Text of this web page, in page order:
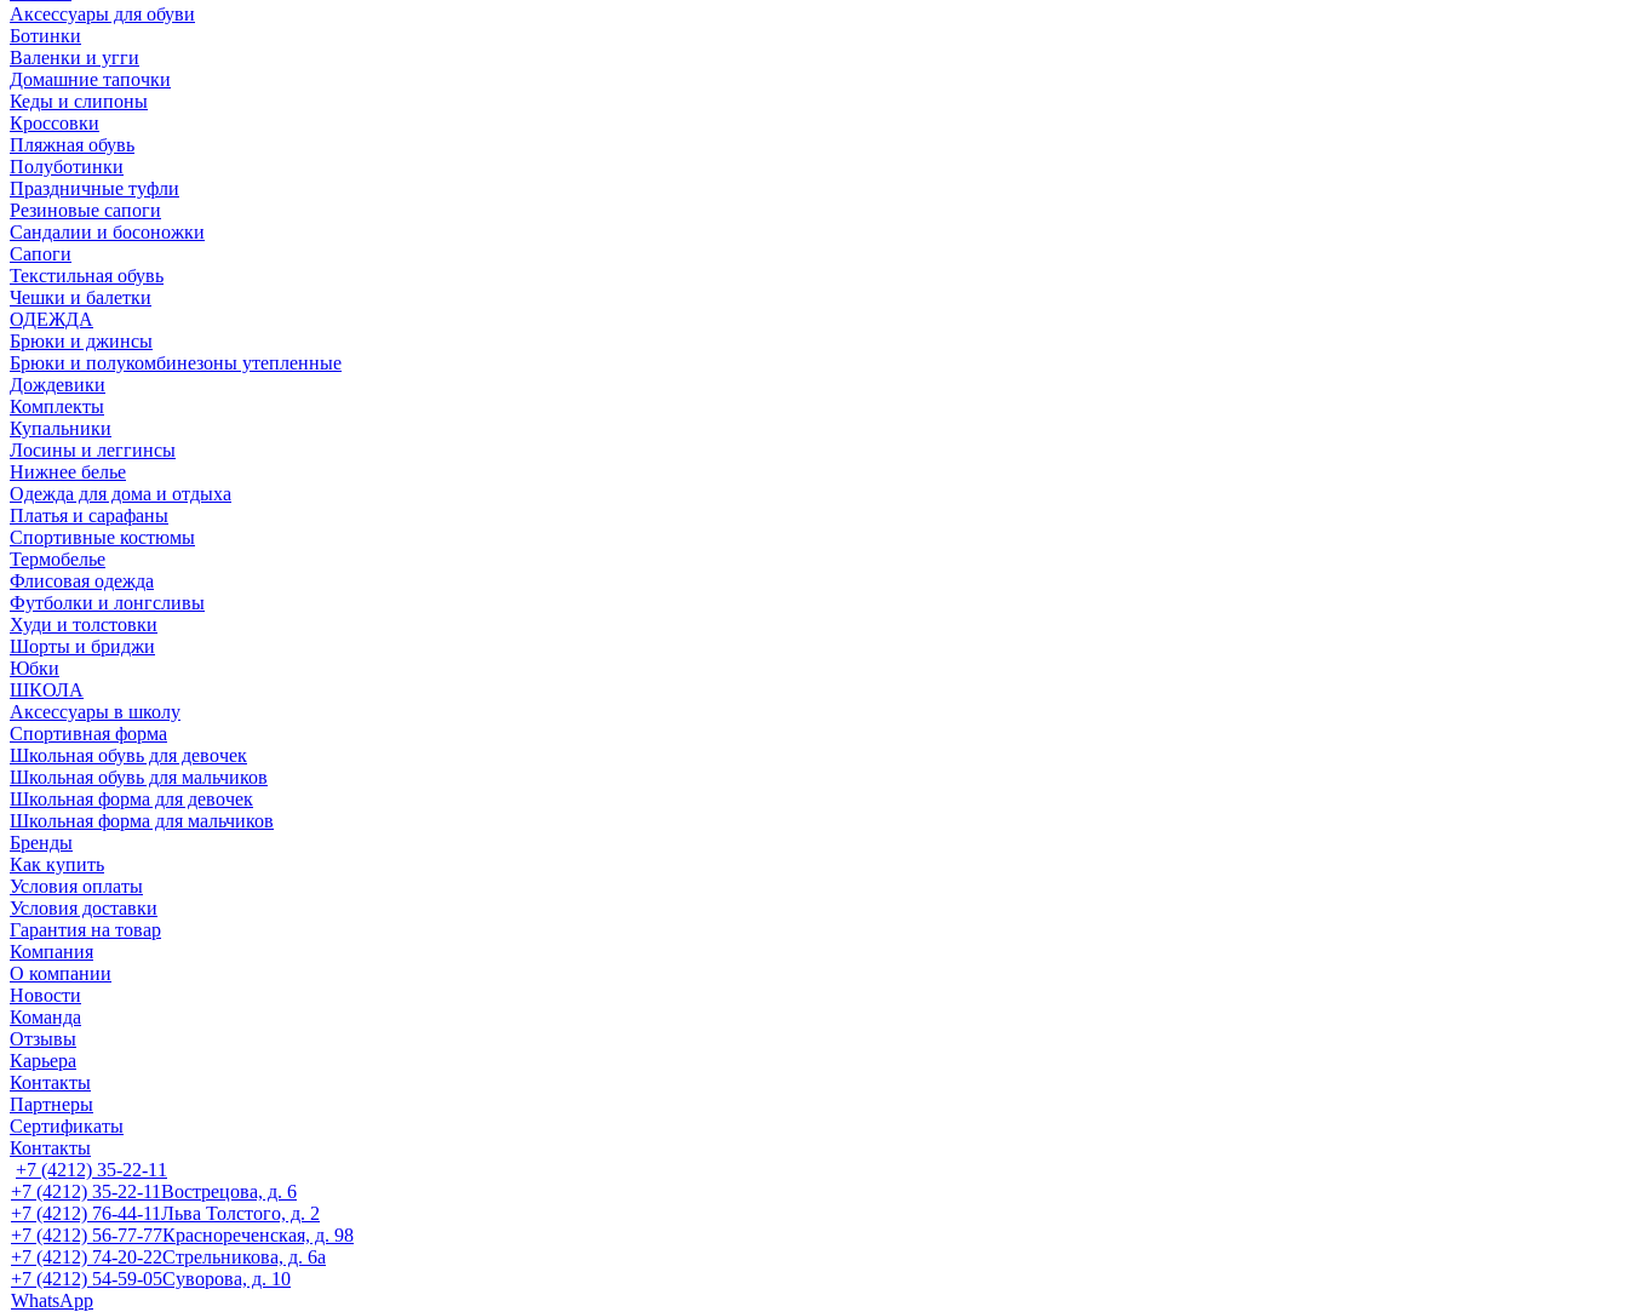
Аксессуары для обуви
Ботинки
Валенки и угги
Домашние тапочки
Кеды и слипоны
Кроссовки
Пляжная обувь
Полуботинки
Праздничные туфли
Резиновые сапоги
Сандалии и босоножки
Сапоги
Текстильная обувь
Чешки и балетки
ОДЕЖДА
Брюки и джинсы
Брюки и полукомбинезоны утепленные
Дождевики
Комплекты
Купальники
Лосины и леггинсы
Нижнее белье
Одежда для дома и отдыха
Платья и сарафаны
Спортивные костюмы
Термобелье
Флисовая одежда
Футболки и лонгсливы
Худи и толстовки
Шорты и бриджи
Юбки
ШКОЛА
Аксессуары в школу
Спортивная форма
Школьная обувь для девочек
Школьная обувь для мальчиков
Школьная форма для девочек
Школьная форма для мальчиков
Бренды
Как купить
Условия оплаты
Условия доставки
Гарантия на товар
Компания
О компании
Новости
Команда
Отзывы
Карьера
Контакты
Партнеры
Сертификаты
Контакты
+7 (4212) 35-22-11
+7 (4212) 35-22-11Вострецова, д. 6
+7 (4212) 76-44-11Льва Толстого, д. 2
+7 (4212) 56-77-77Краснореченская, д. 98
+7 (4212) 74-20-22Стрельникова, д. 6а
+7 (4212) 54-59-05Суворова, д. 10
WhatsApp